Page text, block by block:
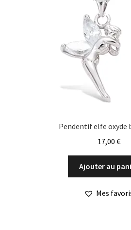
Pendentif elfe oxyde
17,00 €
Ajouter au
Mes